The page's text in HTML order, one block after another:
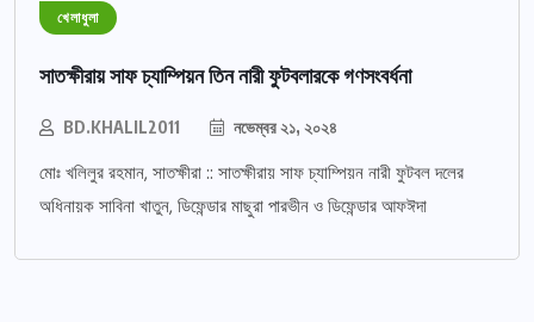
খেলাধুলা
সাতক্ষীরায় সাফ চ্যাম্পিয়ন তিন নারী ফুটবলারকে গণসংবর্ধনা
BD.KHALIL2011 নভেম্বর ২১, ২০২৪
মোঃ খলিলুর রহমান, সাতক্ষীরা :: সাতক্ষীরায় সাফ চ্যাম্পিয়ন নারী ফুটবল দলের
অধিনায়ক সাবিনা খাতুন, ডিফেন্ডার মাছুরা পারভীন ও ডিফেন্ডার আফঈদা